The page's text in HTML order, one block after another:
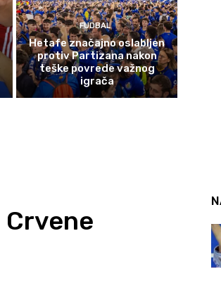
FUDBAL
Hetafe značajno oslabljen
protiv Partizana nakon
teške povrede važnog
igrača